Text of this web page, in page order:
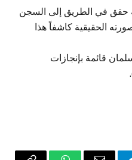
حقق في الطريق إلى السجن
الحقيقية كاشفاً هذا
قائمة بإنجازات